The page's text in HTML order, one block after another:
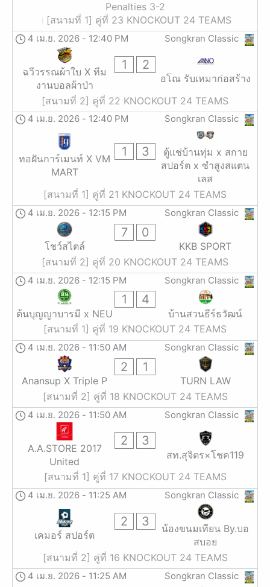
Penalties 3-2
[สนามที่ 1] คู่ที่ 23 KNOCKOUT 24 TEAMS
Songkran Classic
4 เม.ย. 2026 - 12:40 PM
ฉวีวรรณผ้าใบ X ทีม
งานบอลผ้าป่า
1 2
อโณ รับเหมาก่อสร้าง
[สนามที่ 2] คู่ที่ 22 KNOCKOUT 24 TEAMS
Songkran Classic
4 เม.ย. 2026 - 12:40 PM
ทอฝันการ์เมนท์ X VM
MART
1 3
ตู้แช่บ้านทุ่ม x สกาย
สปอร์ต x ซำสูงสแตน
เลส
[สนามที่ 1] คู่ที่ 21 KNOCKOUT 24 TEAMS
Songkran Classic
4 เม.ย. 2026 - 12:15 PM
โชว์สไตล์
7 0
KKB SPORT
[สนามที่ 2] คู่ที่ 20 KNOCKOUT 24 TEAMS
Songkran Classic
4 เม.ย. 2026 - 12:15 PM
ต้นบุญญาบารมี x NEU
1 4
บ้านสวนธีร์ธวัฒน์
[สนามที่ 1] คู่ที่ 19 KNOCKOUT 24 TEAMS
Songkran Classic
4 เม.ย. 2026 - 11:50 AM
Anansup X Triple P
2 1
TURN LAW
[สนามที่ 2] คู่ที่ 18 KNOCKOUT 24 TEAMS
Songkran Classic
4 เม.ย. 2026 - 11:50 AM
A.A.STORE 2017
United
2 3
สท.สุจิตร×โชค119
[สนามที่ 1] คู่ที่ 17 KNOCKOUT 24 TEAMS
Songkran Classic
4 เม.ย. 2026 - 11:25 AM
เคมอร์ สปอร์ต
2 3
น้องขนมเทียน By.บอ
สบอย
[สนามที่ 2] คู่ที่ 16 KNOCKOUT 24 TEAMS
Songkran Classic
4 เม.ย. 2026 - 11:25 AM